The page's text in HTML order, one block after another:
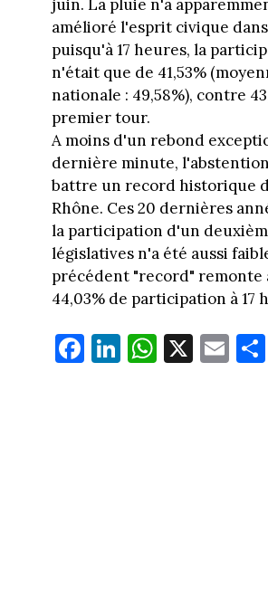
juin. La pluie n'a
amélioré l'esprit civique
puisqu'à 17 heures, la
n'était que de 41,53%
nationale : 49,58%), contre
premier tour.
A moins d'un rebond
dernière minute,
battre un record historique
Rhône. Ces 20 dernières
la participation d'un
législatives n'a été aussi
précédent "record" remonte
44,03% de participation à 17
Fa
ce
Li
nk
W
ha
X E
m rt